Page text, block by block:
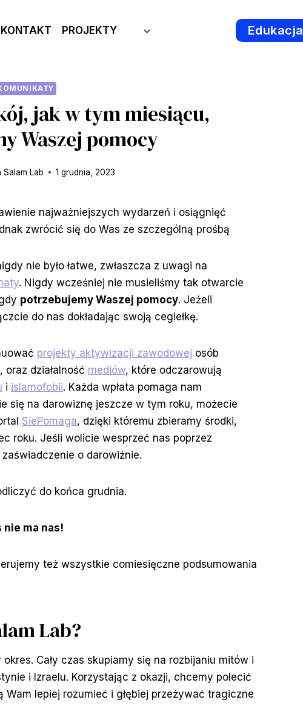
KONTAKT PROJEKTY Edukacja
jak w tym miesiącu,
Waszej pomocy
Salam Lab 1 grudnia, 2023
najważniejszych wydarzeń i osiągnięć
zwrócić się do Was ze szczególną prośbą
nie było łatwe, zwłaszcza z uwagi na
. Nigdy wcześniej nie musieliśmy tak otwarcie
potrzebujemy Waszej pomocy. Jeżeli
do nas dokładając swoją cegiełkę.
projekty aktywizacji zawodowej osób
działalność mediów, które odczarowują
i islamofobii. Każda wpłata pomaga nam
się na darowiznę jeszcze w tym roku, możecie
SiePomaga, dzięki któremu zbieramy środki,
roku. Jeśli wolicie wesprzeć nas poprzez
o darowiźnie.
do końca grudnia.
nie ma nas!
też wszystkie comiesięczne podsumowania
Lab?
Cały czas skupiamy się na rozbijaniu mitów i
i Izraelu. Korzystając z okazji, chcemy polecić
lepiej rozumieć i głębiej przeżywać tragiczne